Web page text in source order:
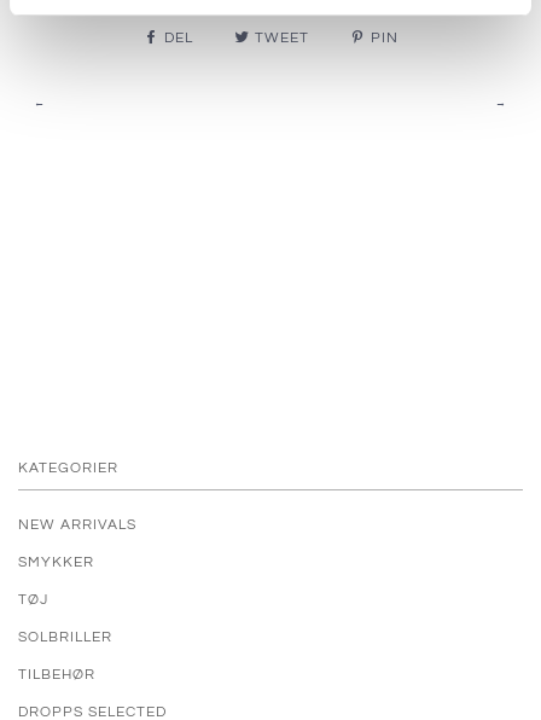
DEL TWEET PIN
← →
KATEGORIER
NEW ARRIVALS
SMYKKER
TØJ
SOLBRILLER
TILBEHØR
DROPPS SELECTED